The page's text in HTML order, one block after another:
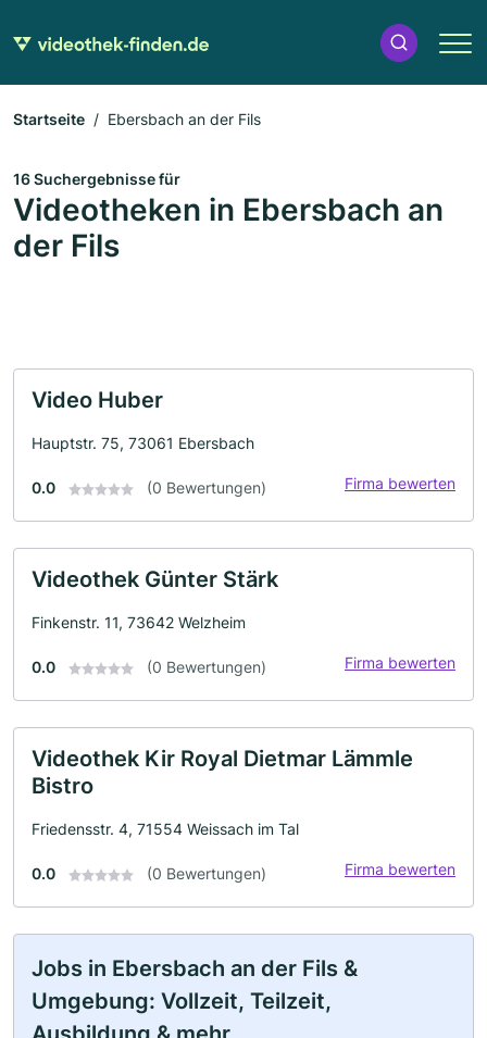
Startseite Ebersbach an der Fils
16 Suchergebnisse für
Videotheken in Ebersbach an
der Fils
Video Huber
Hauptstr. 75, 73061 Ebersbach
0.0 (0 Bewertungen) Firma bewerten
Videothek Günter Stärk
Finkenstr. 11, 73642 Welzheim
0.0 (0 Bewertungen) Firma bewerten
Videothek Kir Royal Dietmar Lämmle
Bistro
Friedensstr. 4, 71554 Weissach im Tal
0.0 (0 Bewertungen) Firma bewerten
Jobs in Ebersbach an der Fils &
Umgebung: Vollzeit, Teilzeit,